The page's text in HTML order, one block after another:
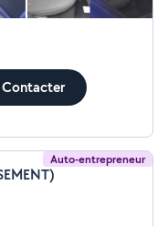
Contacter
Auto-entrepreneur